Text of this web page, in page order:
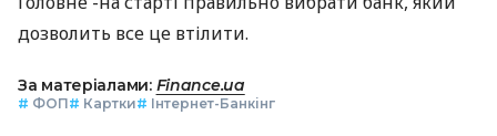
дозволить все це втілити.
За матеріалами: Finance.ua
# ФОП# Картки# Інтернет-Банкінг